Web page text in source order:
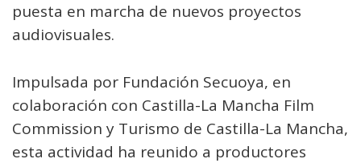
puesta en marcha de nuevos proyectos
audiovisuales.
Impulsada por Fundación Secuoya, en
colaboración con Castilla-La Mancha Film
Commission y Turismo de Castilla-La Mancha,
esta actividad ha reunido a productores